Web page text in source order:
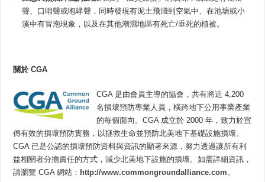
聲、口哨聲或咆哮聲，同時發現有泥土飛濺到空氣中、在池塘或小
溪中有冒泡現象，以及在其他潮濕地區有死亡/垂死的植被。
關於 CGA
CGA 是由會員主導的協會，共有將近 4,200
名損壞預防專業人員，橫跨地下公用事業產業
的每個面向。CGA 成立於 2000 年，致力於宣
傳有效的損壞預防實務，以拯救生命並預防北美地下基礎設施損壞。
CGA 已是公認的損壞預防資料與資訊的顯著來源，努力透過讓所有利
益相關者分擔責任的方式，減少北美地下設施的損壞。如需詳細資訊，
請瀏覽 CGA 網站： http://www.commongroundalliance.com 。